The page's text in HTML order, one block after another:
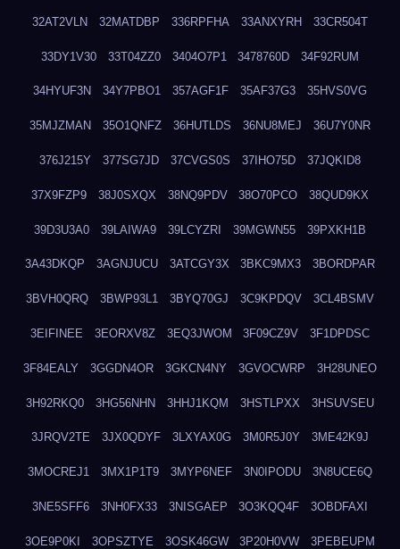
32AT2VLN 32MATDBP 336RPFHA 33ANXYRH 33CR504T
33DY1V30 33T04ZZ0 3404O7P1 3478760D 34F92RUM
34HYUF3N 34Y7PBO1 357AGF1F 35AF37G3 35HVS0VG
35MJZMAN 35O1QNFZ 36HUTLDS 36NU8MEJ 36U7Y0NR
376J215Y 377SG7JD 37CVGS0S 37IHO75D 37JQKID8
37X9FZP9 38J0SXQX 38NQ9PDV 38O70PCO 38QUD9KX
39D3U3A0 39LAIWA9 39LCYZRI 39MGWN55 39PXKH1B
3A43DKQP 3AGNJUCU 3ATCGY3X 3BKC9MX3 3BORDPAR
3BVH0QRQ 3BWP93L1 3BYQ70GJ 3C9KPDQV 3CL4BSMV
3EIFINEE 3EORXV8Z 3EQ3JWOM 3F09CZ9V 3F1DPDSC
3F84EALY 3GGDN4OR 3GKCN4NY 3GVOCWRP 3H28UNEO
3H92RKQ0 3HG56NHN 3HHJ1KQM 3HSTLPXX 3HSUVSEU
3JRQV2TE 3JX0QDYF 3LXYAX0G 3M0R5J0Y 3ME42K9J
3MOCREJ1 3MX1P1T9 3MYP6NEF 3N0IPODU 3N8UCE6Q
3NE5SFF6 3NH0FX33 3NISGAEP 3O3KQQ4F 3OBDFAXI
3OE9P0KI 3OPSZTYE 3OSK46GW 3P20H0VW 3PEBEUPM